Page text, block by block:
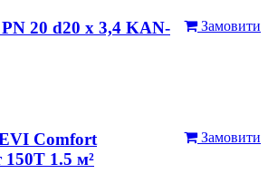
Замовити
20 d20 х 3,4 KAN-
Замовити
Comfort
1.5 м²